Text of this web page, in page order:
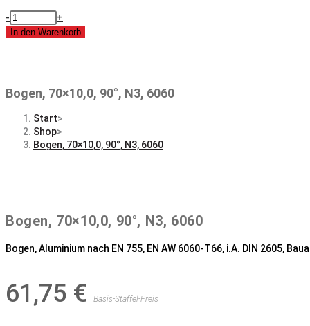
Bogen,
70x10,0,
Menge
- +
In den Warenkorb
Bogen, 70×10,0, 90°, N3, 6060
Start>
Shop>
Bogen, 70×10,0, 90°, N3, 6060
Bogen, 70×10,0, 90°, N3, 6060
Bogen, Aluminium nach EN 755, EN AW 6060-T66, i.A. DIN 2605,
61,75 € Basis-Staffel-Preis